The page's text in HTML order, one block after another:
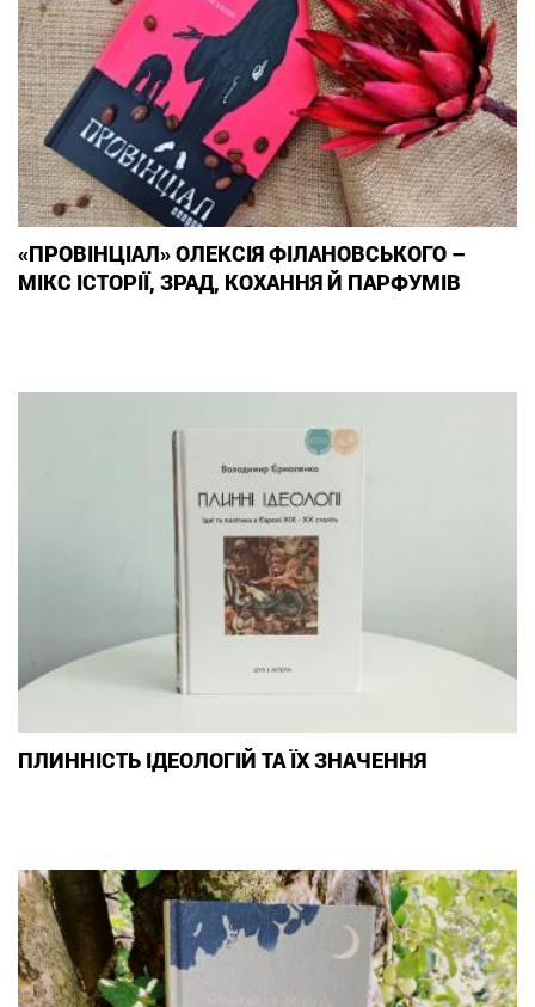
«ПРОВІНЦІАЛ» ОЛЕКСІЯ ФІЛАНОВСЬКОГО –
МІКС ІСТОРІЇ, ЗРАД, КОХАННЯ Й ПАРФУМІВ
ПЛИННІСТЬ ІДЕОЛОГІЙ ТА ЇХ ЗНАЧЕННЯ